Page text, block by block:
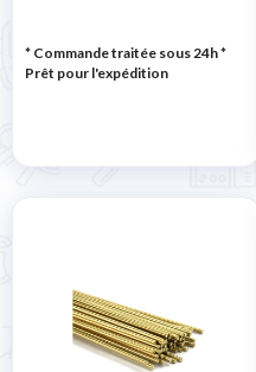
* Commande traitée sous 24h*
Prêt pour l'expédition